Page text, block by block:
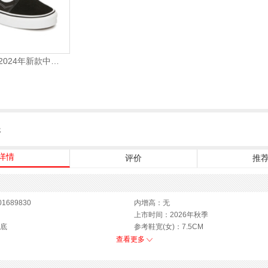
情 评价 推
内增高：无
上市时间：2026年秋季
参考鞋宽(女)：7.5CM
鞋类流行款式：浅口鞋
款式季节：秋季
查看更多